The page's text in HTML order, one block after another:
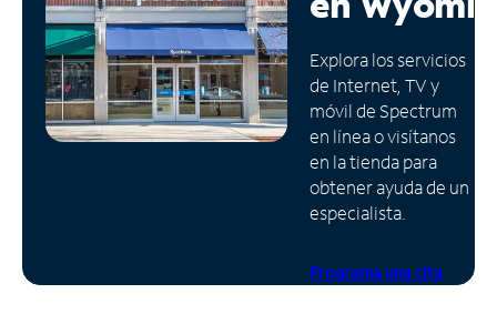
Administrar
cuenta
Encuentra
una
tienda
Explora los servicios
de Internet, TV y
móvil de Spectrum
en línea o visítanos
en la tienda para
obtener ayuda de un
especialista.
Programa una cita